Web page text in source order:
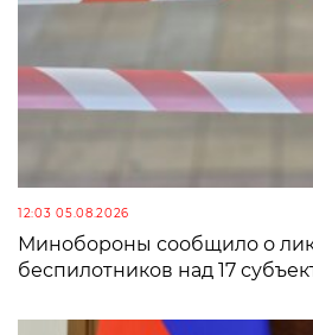
12:03 05.08.2026
Минобороны сообщило о
беспилотников над 17